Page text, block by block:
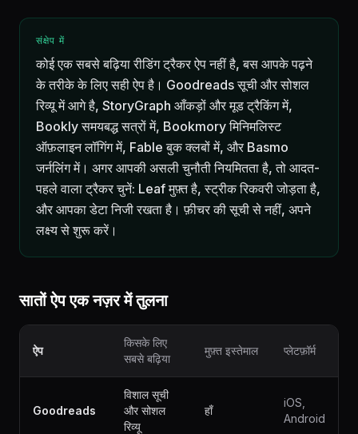
संक्षेप में
कोई एक सबसे बढ़िया रीडिंग ट्रैकर ऐप नहीं है, बस आपके पढ़ने
के तरीके के लिए सही ऐप है। Goodreads सूची और सोशल
रिव्यू में आगे है, StoryGraph आँकड़ों और मूड ट्रैकिंग में,
Bookly समयबद्ध सत्रों में, Bookmory मिनिमलिस्ट
ऑफ़लाइन लॉगिंग में, Fable बुक क्लबों में, और Basmo
जर्नलिंग में। अगर आपकी असली चुनौती नियमितता है, तो आदत-
पहले वाला ट्रैकर चुनें: Leaf मुफ़्त है, स्ट्रीक रिकवरी जोड़ता है,
और आपका डेटा निजी रखता है। फ़ीचर की सूची से नहीं, अपने
लक्ष्य से शुरू करें।
सातों ऐप एक नज़र में तुलना
ऐप
किसके लिए
सबसे बढ़िया
मुफ़्त इस्तेमाल प्लेटफ़ॉर्म
Goodreads
विशाल सूची
और सोशल
रिव्यू
हाँ
iOS,
Android